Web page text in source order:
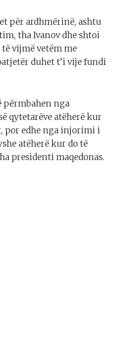
për ardhmërinë, ashtu
tha Ivanov dhe shtoi
vijmë vetëm me
duhet t’i vije fundi
nga
qytetarëve atëherë kur
por edhe nga injorimi i
atëherë kur do të
presidenti maqedonas.